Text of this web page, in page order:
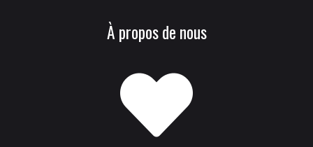
À propos de nous